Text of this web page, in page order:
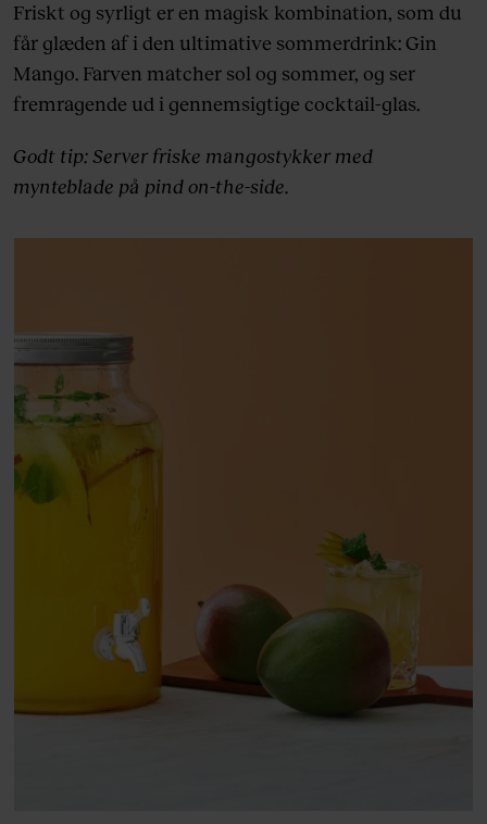
Friskt og syrligt er en magisk kombination, som du
får glæden af i den ultimative sommerdrink: Gin
Mango. Farven matcher sol og sommer, og ser
fremragende ud i gennemsigtige cocktail-glas.
Godt tip: Server friske mangostykker med
mynteblade på pind on-the-side.